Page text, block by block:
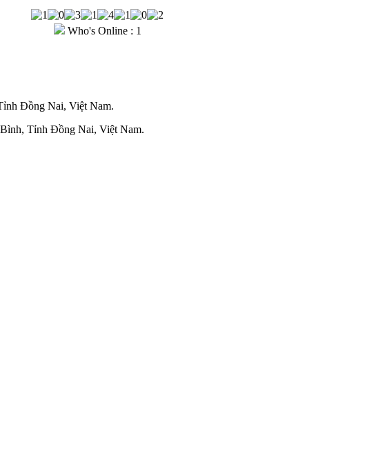
Who's Online : 1
Đồng Nai, Việt Nam.
Tỉnh Đồng Nai, Việt Nam.